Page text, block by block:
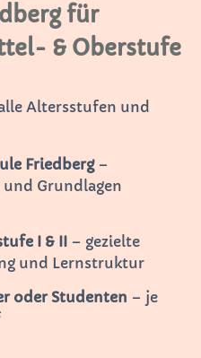
für
& Oberstufe
Altersstufen und
Friedberg–
und Grundlagen
I & II – gezielte
und Lernstruktur
oder Studenten – je